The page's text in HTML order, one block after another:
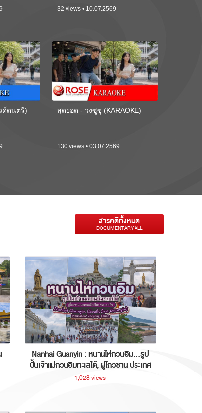
32 views • 10.07.2569
ด์ดนตรี)
สุดยอด - วงซูซู (KARAOKE)
130 views • 03.07.2569
สารคดีทั้งหมด
DOCUMENTARY ALL
Nanhai Guanyin : หนานไห่กวนอิม...รูป
ปั้นเจ้าแม่กวนอิมทะเลใต้, ผู่โถวซาน ประเทศ
จีน
1,028 views